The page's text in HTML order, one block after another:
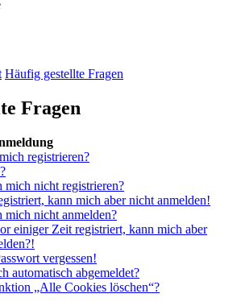
Häufig gestellte Fragen
Fragen
registrieren?
mich nicht registrieren?
kann mich aber nicht anmelden!
mich nicht anmelden?
einiger Zeit registriert, kann mich aber
vergessen!
automatisch abgemeldet?
„Alle Cookies löschen“?